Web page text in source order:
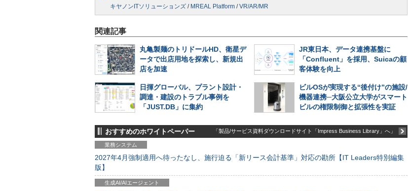
キヤノンITソリューションズ / MREAL Platform /VR/AR/MR
関連記事
丸亀製麺のトリドールHD、衛星デ
ータで出店用地を探索し、新規出
店を加速
JR東日本、データ連携基盤に
「Confluent」を採用、Suicaの顧
客体験を向上
日揮グローバル、プラント設計・
調達・建設のトラブル事例を
「JUST.DB」に集約
ビルOSが実現する“後付け”の施設/
機器連携─大阪公立大学がスマート
ビルの権限制御と拡張性を実証
おすすめのホワイトペーパー 「製品/サービス資料ダウンロードサイト「Impress Business Library」へ」
業務システム
2027年4月強制適用へ待ったなし、施行迫る「新リース会計基準」対応の勘所【IT Leaders特別編集
版】
生成AI/AIエージェント